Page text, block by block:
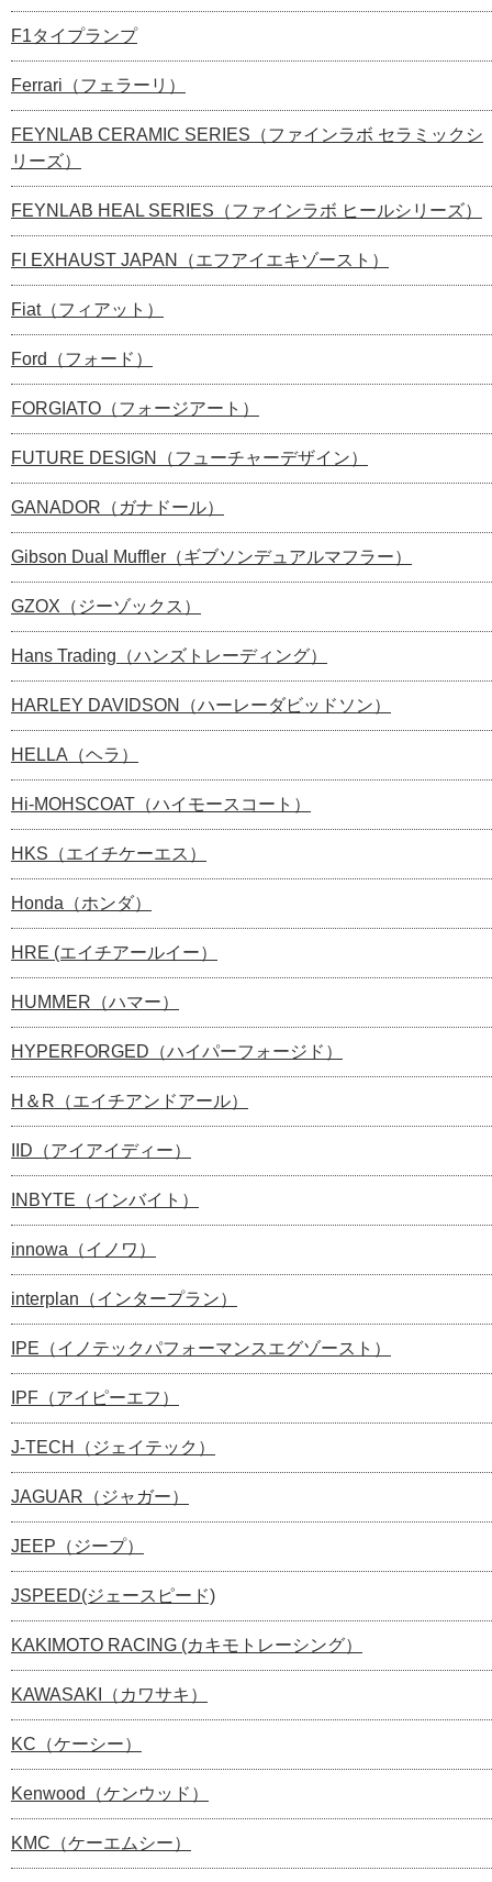
F1タイプランプ
Ferrari（フェラーリ）
FEYNLAB CERAMIC SERIES（ファインラボ セラミックシ
リーズ）
FEYNLAB HEAL SERIES（ファインラボ ヒールシリーズ）
FI EXHAUST JAPAN（エフアイエキゾースト）
Fiat（フィアット）
Ford（フォード）
FORGIATO（フォージアート）
FUTURE DESIGN（フューチャーデザイン）
GANADOR（ガナドール）
Gibson Dual Muffler（ギブソンデュアルマフラー）
GZOX（ジーゾックス）
Hans Trading（ハンズトレーディング）
HARLEY DAVIDSON（ハーレーダビッドソン）
HELLA（ヘラ）
Hi-MOHSCOAT（ハイモースコート）
HKS（エイチケーエス）
Honda（ホンダ）
HRE (エイチアールイー）
HUMMER（ハマー）
HYPERFORGED（ハイパーフォージド）
H＆R（エイチアンドアール）
IID（アイアイディー）
INBYTE（インバイト）
innowa（イノワ）
interplan（インタープラン）
IPE（イノテックパフォーマンスエグゾースト）
IPF（アイピーエフ）
J-TECH（ジェイテック）
JAGUAR（ジャガー）
JEEP（ジープ）
JSPEED(ジェースピード)
KAKIMOTO RACING (カキモトレーシング）
KAWASAKI（カワサキ）
KC（ケーシー）
Kenwood（ケンウッド）
KMC（ケーエムシー）